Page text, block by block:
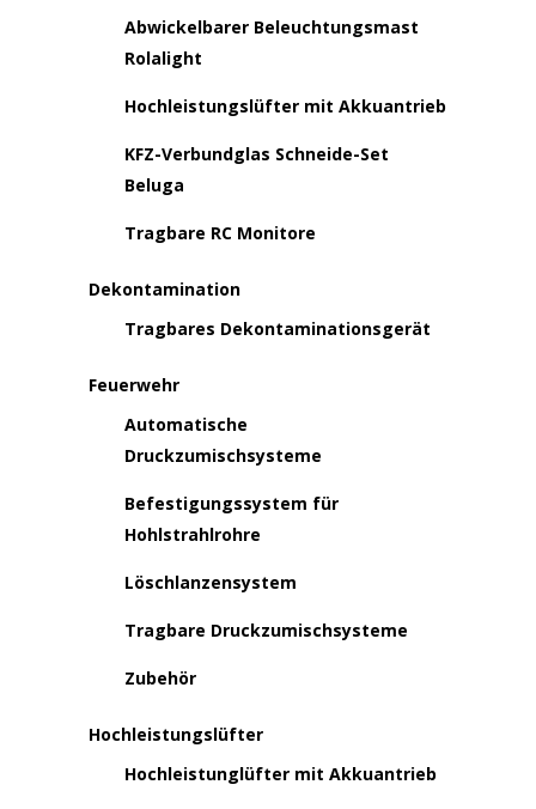
Abwickelbarer Beleuchtungsmast
Rolalight
Hochleistungslüfter mit Akkuantrieb
KFZ-Verbundglas Schneide-Set
Beluga
Tragbare RC Monitore
Dekontamination
Tragbares Dekontaminationsgerät
Feuerwehr
Automatische
Druckzumischsysteme
Befestigungssystem für
Hohlstrahlrohre
Löschlanzensystem
Tragbare Druckzumischsysteme
Zubehör
Hochleistungslüfter
Hochleistunglüfter mit Akkuantrieb